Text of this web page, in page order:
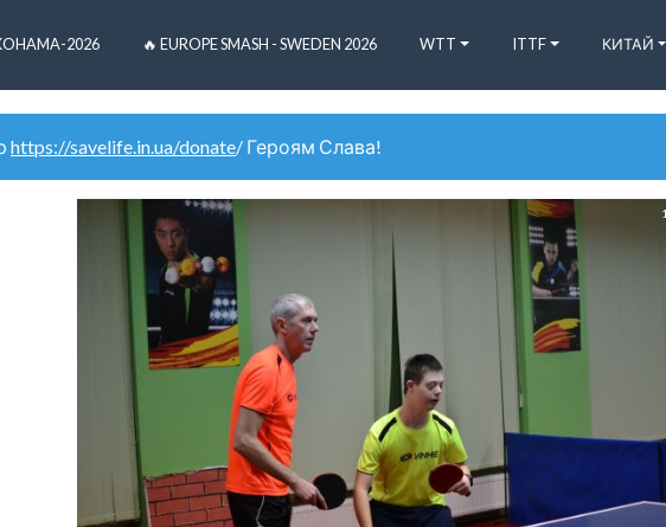
2026 🔥 EUROPE SMASH - SWEDEN 2026 WTT ITTF КИТАЙ
https://savelife.in.ua/donate/ Героям Слава!